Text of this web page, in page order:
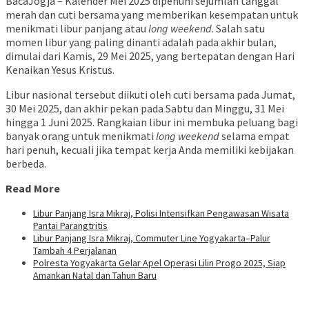
merah dan cuti bersama yang memberikan kesempatan untuk
menikmati libur panjang atau long weekend. Salah satu
momen libur yang paling dinanti adalah pada akhir bulan,
dimulai dari Kamis, 29 Mei 2025, yang bertepatan dengan Hari
Kenaikan Yesus Kristus.
Libur nasional tersebut diikuti oleh cuti bersama pada Jumat,
30 Mei 2025, dan akhir pekan pada Sabtu dan Minggu, 31 Mei
hingga 1 Juni 2025. Rangkaian libur ini membuka peluang bagi
banyak orang untuk menikmati long weekendselama empat
hari penuh, kecuali jika tempat kerja Anda memiliki kebijakan
berbeda.
Read More
Libur Panjang Isra Mikraj, Polisi Intensifkan Pengawasan Wisata
Pantai Parangtritis
Libur Panjang Isra Mikraj, Commuter Line Yogyakarta–Palur
Tambah 4 Perjalanan
Polresta Yogyakarta Gelar Apel Operasi Lilin Progo 2025, Siap
Amankan Natal dan Tahun Baru